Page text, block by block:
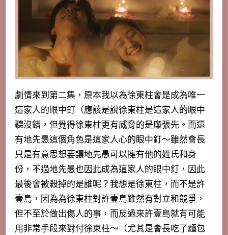
劇情來到第二集，原本我以為徐東柱會是成為唯一
這家人的眼中釘（應該是說徐東柱是這家人的眼中
聽沒錯，但覺得徐東柱更有威脅的是廉張先。 而還
有地先愚這個角色是這家人心的眼中釘～雖然會長
只是有意思想要讓地先愚可以擁有他的姓氏和身
份，不過地先愚也因此成為這家人的眼中釘，因此
最後會被殺掉的是誰呢？我想是徐東柱，而不是許
壹島，因為為徐東柱對許壹島雖然有對立和競爭，
但不至於做出傷人的事，而反過來許壹島就有可能
用非常手段來對付徐東柱～（尤其是會長吃了麵包